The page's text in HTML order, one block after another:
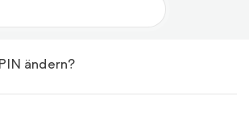
ändern?